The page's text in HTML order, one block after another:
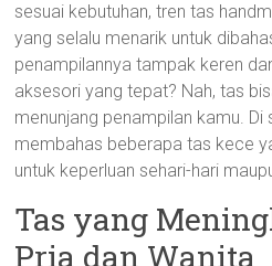
sesuai kebutuhan, tren tas
yang selalu menarik untuk
penampilannya tampak keren
aksesori yang tepat? Nah, tas
menunjang penampilan kamu. Di
membahas beberapa tas kece
untuk keperluan sehari-hari
Tas yang
Pria dan Wanita